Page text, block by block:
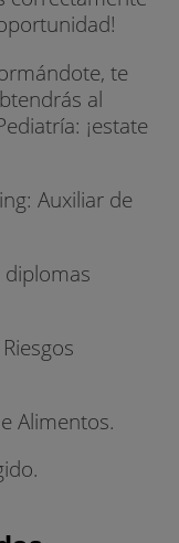
te
al
¡estate
Auxiliar de
diplomas
Alimentos.